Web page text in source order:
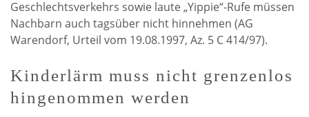
Geschlechtsverkehrs sowie laute „Yippie“-Rufe müssen
Nachbarn auch tagsüber nicht hinnehmen (AG
Warendorf, Urteil vom 19.08.1997, Az. 5 C 414/97).
Kinderlärm muss nicht grenzenlos
hingenommen werden